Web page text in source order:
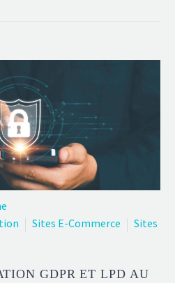
Sites E-Commerce
Sites
GDPR ET LPD AU